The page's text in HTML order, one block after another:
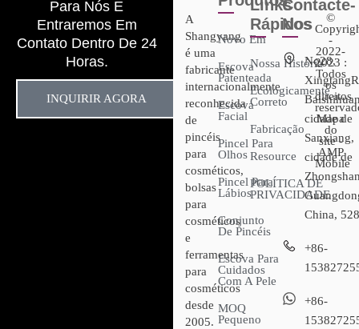
Para Nós E
Entraremos Em
Contato Dentro De 24
Horas.
INQUIRIR AGORA
A
Shangyang
é uma
fabricante
internacionalmente
reconhecida
de
pincéis
para
cosméticos,
bolsas
para
cosméticos
e
ferramentas
para
cosméticos
desde
2005.
Novo Em
Escova
Patenteada
Escova
Facial
Pincel Para
Olhos
Pincel Para
Lábios
Conjunto
De Pincéis
Escova Para
Cuidados
Com A Pele
MOQ
Pequeno
Links
Rápidos
Nossa História
Ecologicamente
Correto
Fabricação
Resource
POLÍTICA DE
PRIVACIDADE
Contacte-
Nos
No28,
cidade de
Sanxiang,
cidade de
China,
+86-
+86-
©
-
2022-
2023 :
Todos
os
direitos
Mapa
do
site -
AMP
Mobile